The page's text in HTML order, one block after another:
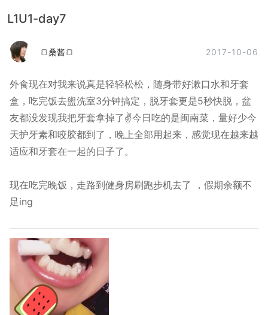
L1U1-day7
🍞桑酱🍞 2017-10-06
外食现在对我来说真是轻轻松松，随身带好漱口水和牙套
盒，吃完饭去盥洗室3分钟搞定，脱牙套更是5秒快脱，盆
友都没发现我把牙套拿掉了✌️今日吃的是闽南菜，量好少今
天护牙素和咬胶都到了，晚上全部用起来，感觉现在越来越
适应和牙套在一起的日子了。
现在吃完晚饭，走路到健身房刷跑步机去了 ，假期余额不
足ing